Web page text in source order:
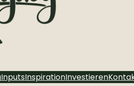
InputsInspirationInvestieren